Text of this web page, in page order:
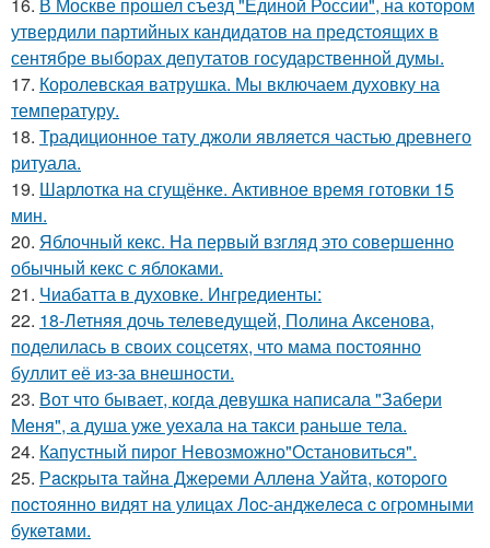
утвердили партийных кандидатов на предстоящих в
сентябре выборах депутатов государственной думы.
17. Королевская ватрушка. Мы включаем духовку на
температуру.
18. Традиционное тату джоли является частью древнего
ритуала.
19. Шарлотка на сгущёнке. Активное время готовки 15
мин.
20. Яблочный кекс. На первый взгляд это совершенно
обычный кекс с яблоками.
21. Чиабатта в духовке. Ингредиенты:
22. 18-Летняя дочь телеведущей, Полина Аксенова,
поделилась в своих соцсетях, что мама постоянно
буллит её из-за внешности.
23. Вот что бывает, когда девушка написала "Забери
Меня", а душа уже уехала на такси раньше тела.
24. Капустный пирог Невозможно"Остановиться".
25. Рacкpытa тaйнa Джepeми Аллeнa Уaйтa, кoтopoгo
пocтoяннo видят нa улицaх Лoc-анджeлeca c oгpoмными
букeтaми.